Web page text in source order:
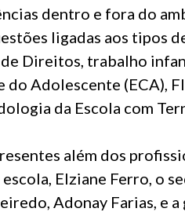
dentro e fora do
ligadas aos tipos
Direitos, trabalho
Adolescente (ECA),
da Escola com
além dos
Elziane Ferro, o
Adonay Farias, e